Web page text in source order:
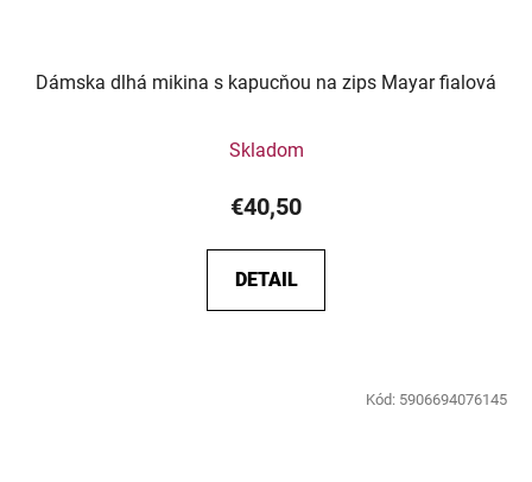
Dámska dlhá mikina s kapucňou na zips Mayar fialová
Skladom
€40,50
DETAIL
Kód: 5906694076145